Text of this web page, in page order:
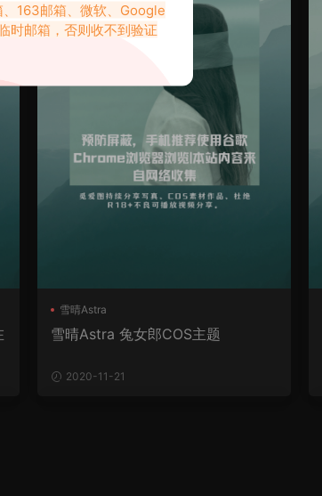
雪晴Astra
雪晴Astra 兔女郎COS主题
2020-11-21
163邮箱、微软、Google
时邮箱，否则收不到验证